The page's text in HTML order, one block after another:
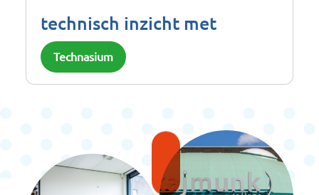
technisch inzicht met
Technasium